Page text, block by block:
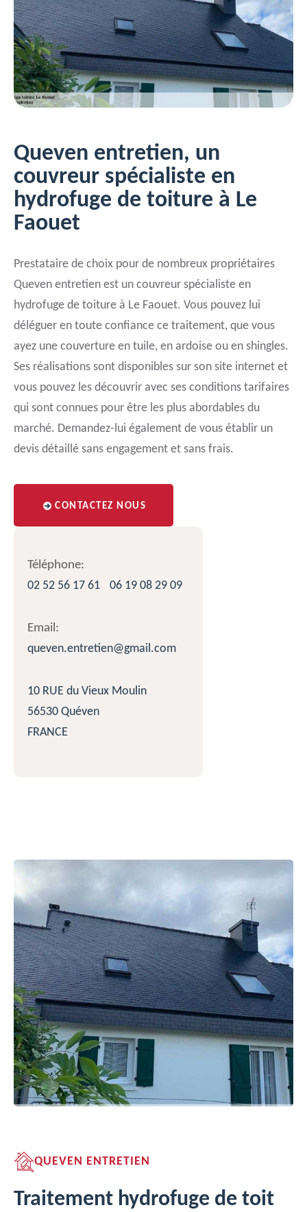
Queven entretien, un
couvreur spécialiste en
hydrofuge de toiture à Le
Faouet
Prestataire de choix pour de nombreux propriétaires
Queven entretien est un couvreur spécialiste en
hydrofuge de toiture à Le Faouet. Vous pouvez lui
déléguer en toute confiance ce traitement, que vous
ayez une couverture en tuile, en ardoise ou en shingles.
Ses réalisations sont disponibles sur son site internet et
vous pouvez les découvrir avec ses conditions tarifaires
qui sont connues pour être les plus abordables du
marché. Demandez-lui également de vous établir un
devis détaillé sans engagement et sans frais.
CONTACTEZ NOUS
Téléphone:
02 52 56 17 61
06 19 08 29 09
Email:
queven.entretien@gmail.com
10 RUE du Vieux Moulin
56530 Quéven
FRANCE
QUEVEN ENTRETIEN
Traitement hydrofuge de toit